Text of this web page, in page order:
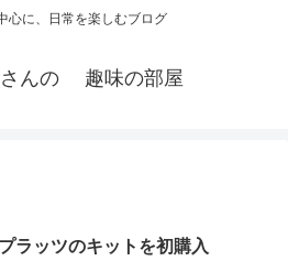
心に、日常を楽しむブログ
んの 趣味の部屋
プラッツのキットを初購入